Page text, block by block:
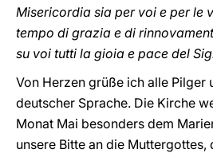
Misericordia sia per voi e per le
tempo di grazia e di
su voi tutti la gioia e pace del
Von Herzen grüße ich alle Pilger
deutscher Sprache. Die Kirche
Monat Mai besonders dem
unsere Bitte an die Muttergottes,